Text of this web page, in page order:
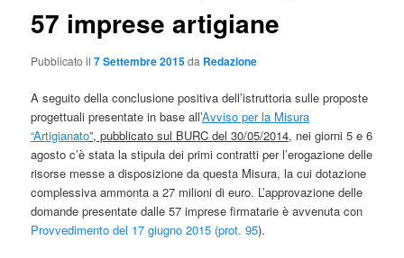
57 imprese artigiane
Pubblicato il7 Settembre 2015da Redazione
A seguito della conclusione positiva dell’istruttoria sulle proposte
progettuali presentate in base all’Avviso per la Misura
“Artigianato”, pubblicato sul BURC del 30/05/2014, nei giorni 5 e 6
agosto c’è stata la stipula dei primi contratti per l’erogazione delle
risorse messe a disposizione da questa Misura, la cui dotazione
complessiva ammonta a 27 milioni di euro. L’approvazione delle
domande presentate dalle 57 imprese firmatarie è avvenuta con
Provvedimento del 17 giugno 2015 (prot. 95).